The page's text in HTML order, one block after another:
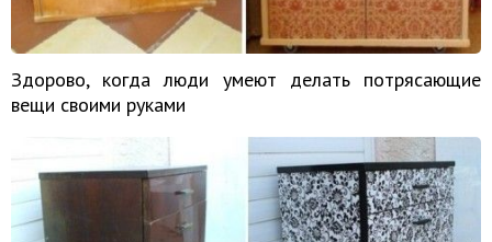
Здорово, когда люди умеют делать потрясающие
вещи своими руками